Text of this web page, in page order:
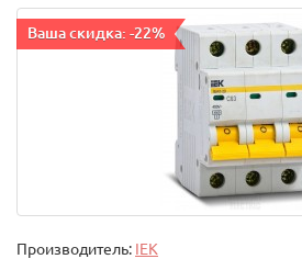
Ваша скидка: -22%
Производитель: IEK